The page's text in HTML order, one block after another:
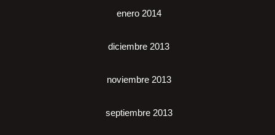
enero 2014
diciembre 2013
noviembre 2013
septiembre 2013